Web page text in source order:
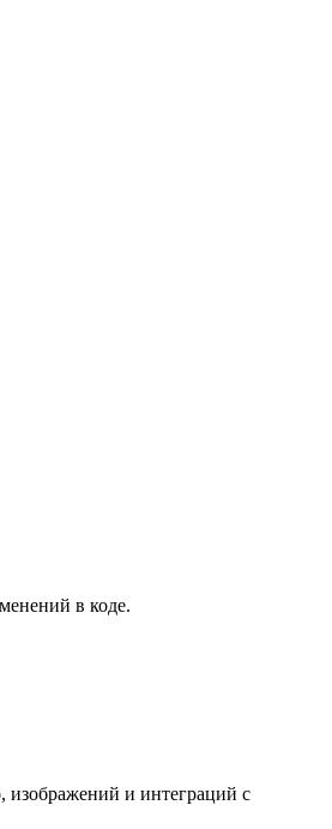
в коде.
изображений и интеграций с